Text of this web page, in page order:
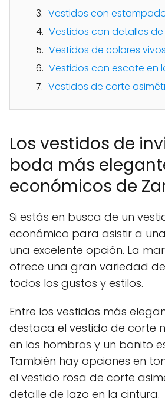
Vestidos con
Vestidos con detalles
Vestidos de colores vivos
Vestidos con escote en
Vestidos de corte
Los vestidos de
boda más
económicos de
Si estás en busca de un
económico para asistir a
una excelente opción. La
ofrece una gran variedad
todos los gustos y estilos.
Entre los vestidos más
destaca el vestido de corte
en los hombros y un bonito
También hay opciones en
el vestido rosa de corte
detalle de lazo en la cintura.